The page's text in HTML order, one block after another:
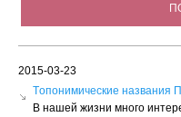
2015-03-23
Tопонимические названия
В нашей жизни много